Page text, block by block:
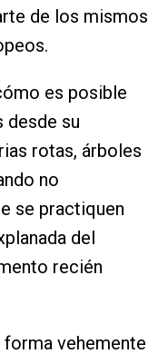
de los mismos
es posible
desde su
rotas, árboles
no
se practiquen
del
recién
vehemente